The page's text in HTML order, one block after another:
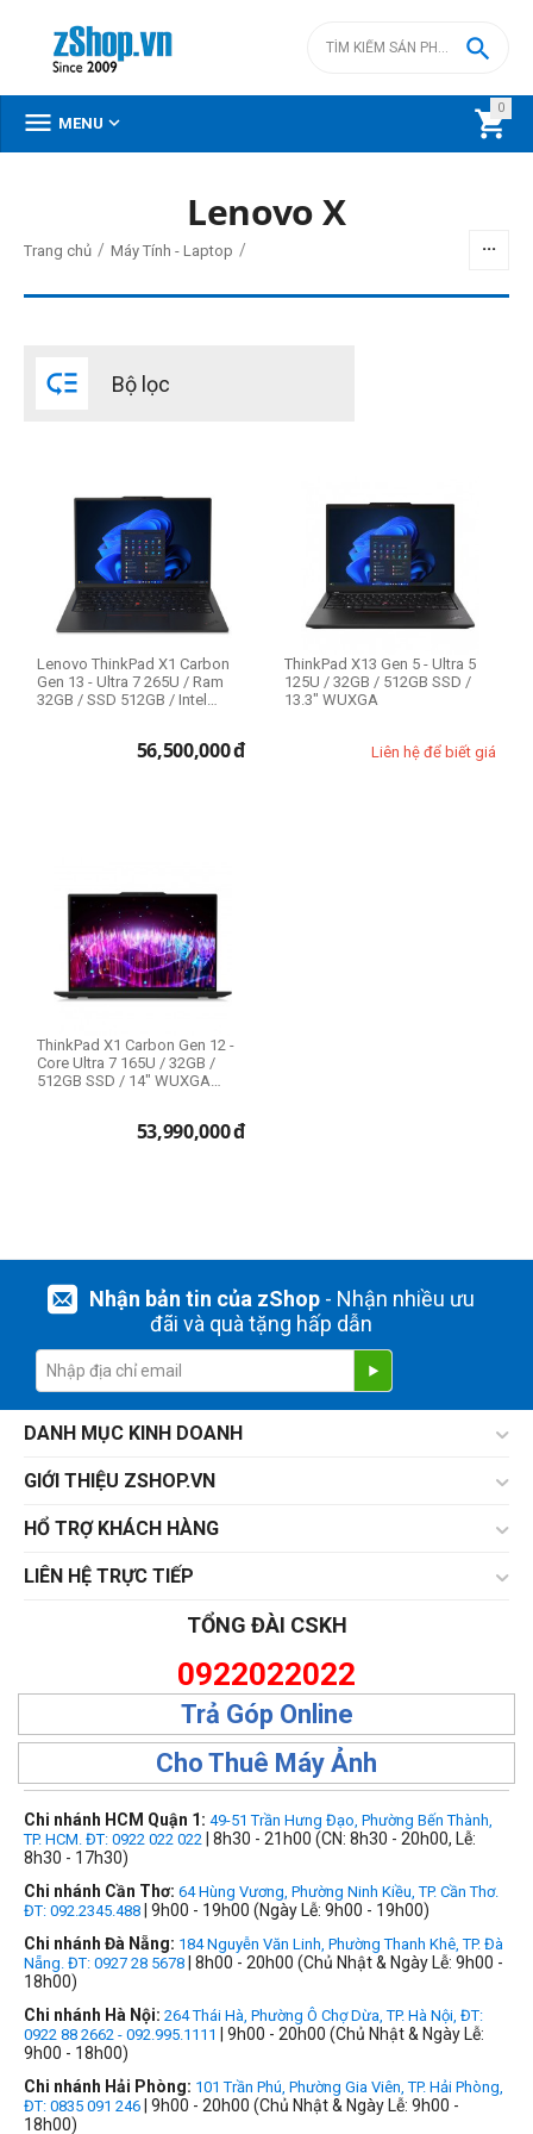
0


 MENU 
Menu
CPU
Intel Core Ultra 5
13.3 inch
Lenovo ThinkPad X
Lenovo ThinkPad X1 Carbon
Nhu cầu sử dụng
Văn phòng
Ổ cứng SSD
RAM - Bộ Nhớ
32GB
Lenovo X
Trang chủ / Máy Tính - Laptop /
 Bộ lọc
Lenovo ThinkPad X1 Carbon
Gen 13 - Ultra 7 265U / Ram
32GB / SSD 512GB / Intel
56,500,000đ
ThinkPad X13 Gen 5 - Ultra 5
125U / 32GB / 512GB SSD /
13.3" WUXGA
Liên hệ để biết giá
ThinkPad X1 Carbon Gen 12 -
Core Ultra 7 165U / 32GB /
512GB SSD / 14" WUXGA
53,990,000đ
Nhận bản tin của zShop- Nhận nhiều ưu
đãi và quà tặng hấp dẫn
DANH MỤC KINH DOANH
GIỚI THIỆU ZSHOP.VN
HỔ TRỢ KHÁCH HÀNG
LIÊN HỆ TRỰC TIẾP
TỔNG ĐÀI CSKH
0922022022
Trả Góp Online
Cho Thuê Máy Ảnh
Chi nhánh HCM Quận 1: 49-51 Trần Hưng Đạo, Phường Bến Thành,
TP. HCM. ĐT: 0922 022 022 | 8h30 - 21h00 (CN: 8h30 - 20h00, Lễ:
8h30 - 17h30)
Chi nhánh Cần Thơ: 64 Hùng Vương, Phường Ninh Kiều, TP. Cần Thơ.
ĐT: 092.2345.488 | 9h00 - 19h00 (Ngày Lễ: 9h00 - 19h00)
Chi nhánh Đà Nẵng: 184 Nguyễn Văn Linh, Phường Thanh Khê, TP. Đà
Nẵng. ĐT: 0927 28 5678 | 8h00 - 20h00 (Chủ Nhật & Ngày Lễ: 9h00 -
18h00)
Chi nhánh Hà Nội: 264 Thái Hà, Phường Ô Chợ Dừa, TP. Hà Nội, ĐT:
0922 88 2662 - 092.995.1111
| 9h00 - 20h00 (Chủ Nhật & Ngày Lễ:
9h00 - 18h00)
Chi nhánh Hải Phòng: 101 Trần Phú, Phường Gia Viên, TP. Hải Phòng,
ĐT: 0835 091 246 | 9h00 - 20h00 (Chủ Nhật & Ngày Lễ: 9h00 -
18h00)